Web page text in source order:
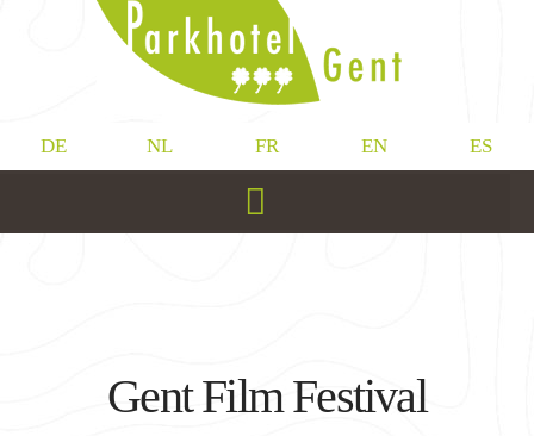
DE NL FR EN ES
Gent Film Festival